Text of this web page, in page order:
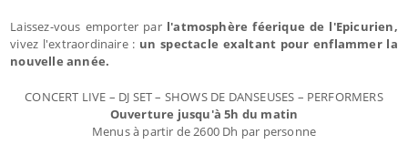
Laissez-vous emporter par l'atmosphère féerique de l'Epicurien,
vivez l'extraordinaire : un spectacle exaltant pour enflammer la
nouvelle année.
CONCERT LIVE – DJ SET – SHOWS DE DANSEUSES – PERFORMERS
Ouverture jusqu'à 5h du matin
Menus à partir de 2600 Dh par personne